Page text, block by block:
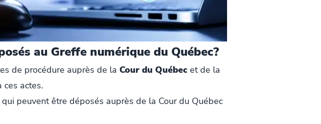
au Greffe numérique du Québec?
de procédure auprès de la Cour du Québec et de la
actes.
peuvent être déposés auprès de la Cour du Québec